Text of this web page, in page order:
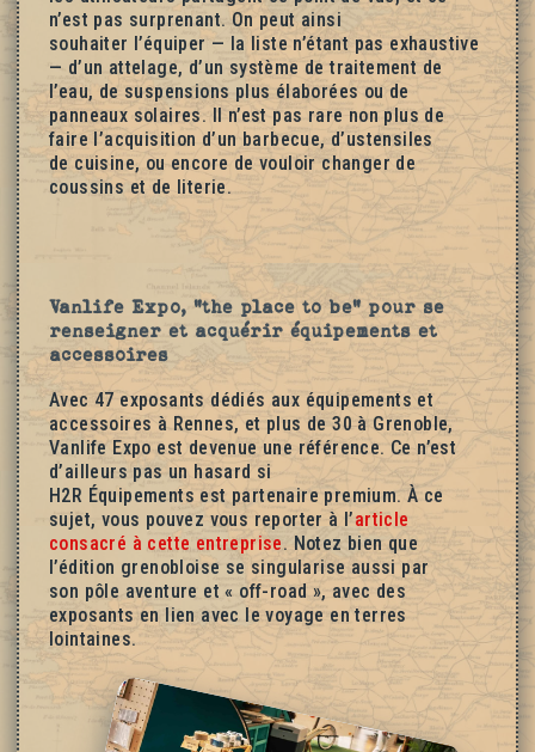
n’est pas surprenant. On peut ainsi
souhaiter l’équiper — la liste n’étant pas exhaustive
— d’un attelage, d’un système de traitement de
l’eau, de suspensions plus élaborées ou de
panneaux solaires. Il n’est pas rare non plus de
faire l’acquisition d’un barbecue, d’ustensiles
de cuisine, ou encore de vouloir changer de
coussins et de literie.
Vanlife Expo, "the place to be" pour se
renseigner et acquérir équipements et
accessoires
Avec 47 exposants dédiés aux équipements et
accessoires à Rennes, et plus de 30 à Grenoble,
Vanlife Expo est devenue une référence. Ce n’est
d’ailleurs pas un hasard si
H2R Équipements est partenaire premium. À ce
sujet, vous pouvez vous reporter à l’article
consacré à cette entreprise. Notez bien que
l’édition grenobloise se singularise aussi par
son pôle aventure et « off-road », avec des
exposants en lien avec le voyage en terres
lointaines.